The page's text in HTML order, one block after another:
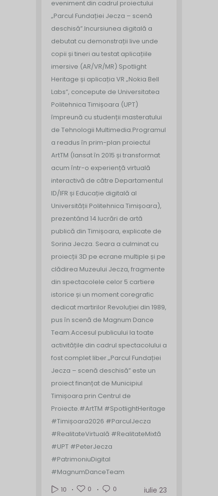
eveniment din cadrul proiectului
„Parcul Fundației Jecza – scenă
deschisă”.Incursiunea digitală a
debutat cu demonstrații live unde
copii și tineri au testat aplicațiile
imersive (AR/VR/MR) Spotlight
Heritage și aplicația VR „Nokia Bell
Labs”, concepute de Universitatea
Politehnica Timișoara (UPT)
împreună cu studenții masteratului
de Tehnologii Multimedia.Programul
a readus în prim-plan proiectul
ArtTM (lansat în 2015 și transformat
acum într-o experiență virtuală
interactivă de către Departamentul
ID/IFR și Educație digitală al
Universității Politehnica Timișoara),
prezentând 14 lucrări de artă
publică din Timișoara, explicate de
Sorina Jecza. Seara a culminat cu
proiecții 3D pe ecrane multiple și pe
clădirea Muzeului Jecza, fragmente
din spectacolele celor 5 cartiere
istorice și un moment coregrafic
dedicat martirilor Revoluției din 1989,
pus în scenă de Magnum Dance
Team.Accesul publicului la toate
activitățile din cadrul spectacolului a
fost complet liber.„Parcul Fundației
Jecza – scenă deschisă” este un
proiect finanțat de Municipiul
Timișoara prin Centrul de
Proiecte.#ArtTM #SpotlightHeritage
#Timișoara2026 #ParculJecza
#RealitateVirtuală #RealitateMixtă
#UPT #PeterJecza
#PatrimoniuDigital
#MagnumDanceTeam
10
0 0 iulie 23